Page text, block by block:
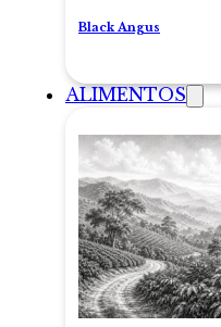
Black Angus
ALIMENTOS